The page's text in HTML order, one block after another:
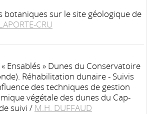
botaniques sur le site géologique de
CRU
Ensablés » Dunes du Conservatoire
Réhabilitation dunaire - Suivis
des techniques de gestion
végétale des dunes du Cap-
suivi / M.H. DUFFAUD